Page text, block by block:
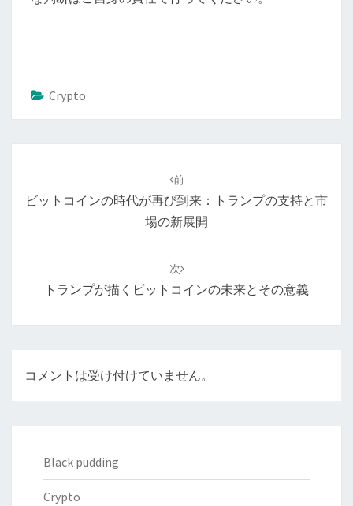
Crypto
ナ
前
ビットコインの時代が再び到来：トランプの支持と市
場の新展開
次
トランプが描くビットコインの未来とその意義
コメントは受け付けていません。
Black pudding
Crypto